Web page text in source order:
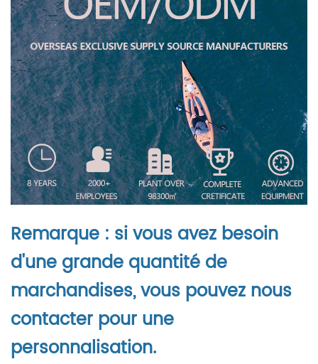
Remarque : si vous avez besoin
d'une grande quantité de
marchandises, vous pouvez nous
contacter pour une
personnalisation.